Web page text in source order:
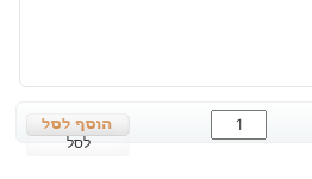
כמות
של
לסל